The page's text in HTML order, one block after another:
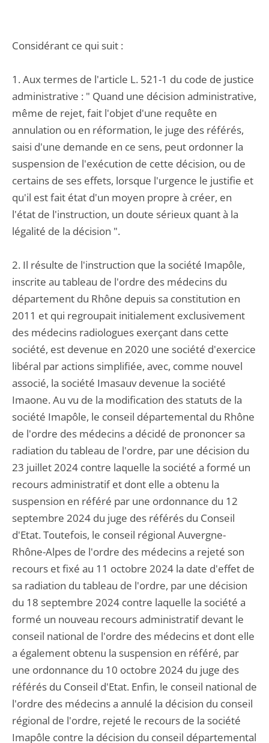
Considérant ce qui suit :
1. Aux termes de l'article L. 521-1 du code de justice
administrative : " Quand une décision administrative,
même de rejet, fait l'objet d'une requête en
annulation ou en réformation, le juge des référés,
saisi d'une demande en ce sens, peut ordonner la
suspension de l'exécution de cette décision, ou de
certains de ses effets, lorsque l'urgence le justifie et
qu'il est fait état d'un moyen propre à créer, en
l'état de l'instruction, un doute sérieux quant à la
légalité de la décision ".
2. Il résulte de l'instruction que la société Imapôle,
inscrite au tableau de l'ordre des médecins du
département du Rhône depuis sa constitution en
2011 et qui regroupait initialement exclusivement
des médecins radiologues exerçant dans cette
société, est devenue en 2020 une société d'exercice
libéral par actions simplifiée, avec, comme nouvel
associé, la société Imasauv devenue la société
Imaone. Au vu de la modification des statuts de la
société Imapôle, le conseil départemental du Rhône
de l'ordre des médecins a décidé de prononcer sa
radiation du tableau de l'ordre, par une décision du
23 juillet 2024 contre laquelle la société a formé un
recours administratif et dont elle a obtenu la
suspension en référé par une ordonnance du 12
septembre 2024 du juge des référés du Conseil
d'Etat. Toutefois, le conseil régional Auvergne-
Rhône-Alpes de l'ordre des médecins a rejeté son
recours et fixé au 11 octobre 2024 la date d'effet de
sa radiation du tableau de l'ordre, par une décision
du 18 septembre 2024 contre laquelle la société a
formé un nouveau recours administratif devant le
conseil national de l'ordre des médecins et dont elle
a également obtenu la suspension en référé, par
une ordonnance du 10 octobre 2024 du juge des
référés du Conseil d'Etat. Enfin, le conseil national de
l'ordre des médecins a annulé la décision du conseil
régional de l'ordre, rejeté le recours de la société
Imapôle contre la décision du conseil départemental